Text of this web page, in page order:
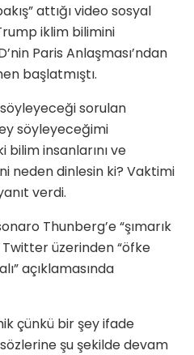
attığı video sosyal
iklim bilimini
Paris Anlaşması’ndan
başlatmıştı.
sorulan
söyleyeceğimi
bilim insanlarını ve
neden dinlesin ki? Vaktimi
verdi.
Thunberg’e “şımarık
üzerinden “öfke
açıklamasında
çünkü bir şey ifade
şu şekilde devam